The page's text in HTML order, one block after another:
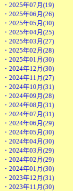
・2025年07月(19)
・2025年06月(26)
・2025年05月(30)
・2025年04月(25)
・2025年03月(27)
・2025年02月(28)
・2025年01月(30)
・2024年12月(30)
・2024年11月(27)
・2024年10月(31)
・2024年09月(28)
・2024年08月(31)
・2024年07月(31)
・2024年06月(29)
・2024年05月(30)
・2024年04月(30)
・2024年03月(29)
・2024年02月(29)
・2024年01月(30)
・2023年12月(31)
・2023年11月(30)